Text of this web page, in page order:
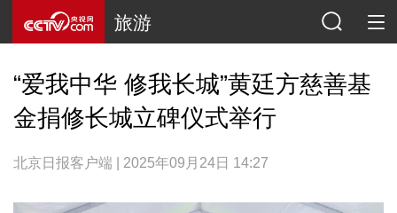
旅游
“爱我中华 修我长城”黄廷方慈善基
金捐修长城立碑仪式举行
北京日报客户端 | 2025年09月24日 14:27